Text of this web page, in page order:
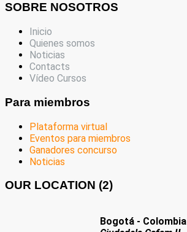
SOBRE NOSOTROS
Inicio
Quienes somos
Noticias
Contacts
Vídeo Cursos
Para miembros
Plataforma virtual
Eventos para miembros
Ganadores concurso
Noticias
OUR LOCATION (2)
Bogotá - Colombia